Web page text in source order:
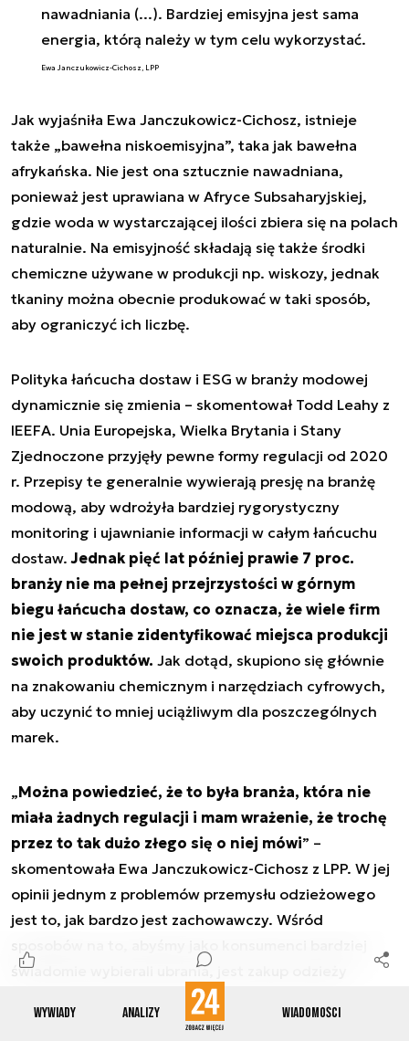
Wywiady Analizy Wiadomości
nawadniania (...). Bardziej emisyjna jest sama
energia, którą należy w tym celu wykorzystać.
Ewa Janczukowicz-Cichosz, LPP
Jak wyjaśniła Ewa Janczukowicz-Cichosz, istnieje
także „bawełna niskoemisyjna”, taka jak bawełna
afrykańska. Nie jest ona sztucznie nawadniana,
ponieważ jest uprawiana w Afryce Subsaharyjskiej,
gdzie woda w wystarczającej ilości zbiera się na polach
naturalnie. Na emisyjność składają się także środki
chemiczne używane w produkcji np. wiskozy, jednak
tkaniny można obecnie produkować w taki sposób,
aby ograniczyć ich liczbę.
Polityka łańcucha dostaw i ESG w branży modowej
dynamicznie się zmienia – skomentował Todd Leahy z
IEEFA. Unia Europejska, Wielka Brytania i Stany
Zjednoczone przyjęły pewne formy regulacji od 2020
r. Przepisy te generalnie wywierają presję na branżę
modową, aby wdrożyła bardziej rygorystyczny
monitoring i ujawnianie informacji w całym łańcuchu
dostaw.Jednak pięć lat później prawie 7 proc.
branży nie ma pełnej przejrzystości w górnym
biegu łańcucha dostaw, co oznacza, że wiele firm
nie jest w stanie zidentyfikować miejsca produkcji
swoich produktów. Jak dotąd, skupiono się głównie
na znakowaniu chemicznym i narzędziach cyfrowych,
aby uczynić to mniej uciążliwym dla poszczególnych
marek.
„Można powiedzieć, że to była branża, która nie
miała żadnych regulacji i mam wrażenie, że trochę
przez to tak dużo złego się o niej mówi” –
skomentowała Ewa Janczukowicz-Cichosz z LPP. W jej
opinii jednym z problemów przemysłu odzieżowego
jest to, jak bardzo jest zachowawczy. Wśród
świadomie wybierali ubrania, jest zakup odzieży
wyprodukowanej z jednego materiału, np. w 100 proc.
z bawełny – przekazała dr Agata Rudnicka. Recykling